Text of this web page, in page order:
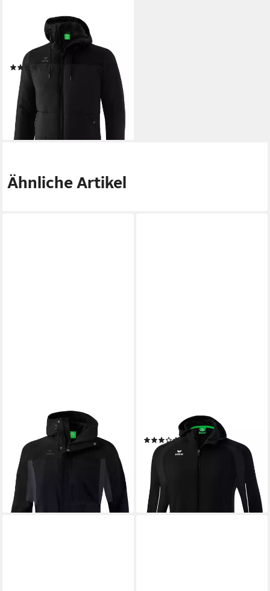
Winterjacke Herren Squad
Winterjacke
ab 72,20 € UVP
-48%
lieferbar - in 2-3 Werktagen bei dir
Ähnliche Artikel
Funktionsjacke
Multifunktionsjacke Herren
119,95 €
leider ausverkauft
Trainingsjacke
ab 32,99 € UVP
-34%
leider ausverkauft